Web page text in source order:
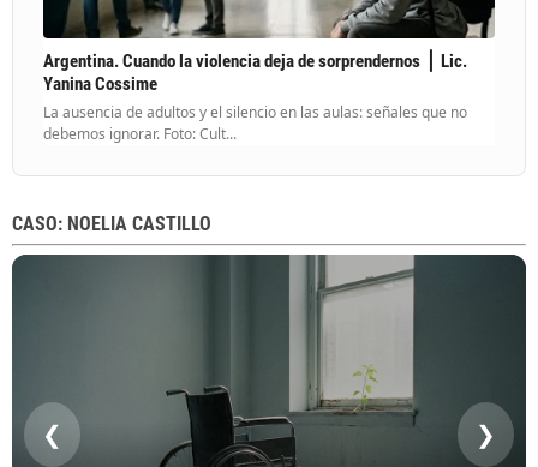
Argentina. Cuando la violencia deja de sorprendernos ⎪ Lic.
Yanina Cossime
La ausencia de adultos y el silencio en las aulas: señales que no
debemos ignorar. Foto: Cult...
CASO: NOELIA CASTILLO
❮ ❯